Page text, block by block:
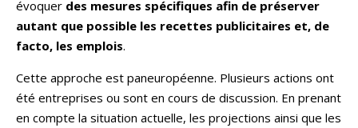
évoquer des mesures spécifiques afin de préserver
autant que possible les recettes publicitaires et, de
facto, les emplois.
Cette approche est paneuropéenne. Plusieurs actions ont
été entreprises ou sont en cours de discussion. En prenant
en compte la situation actuelle, les projections ainsi que les